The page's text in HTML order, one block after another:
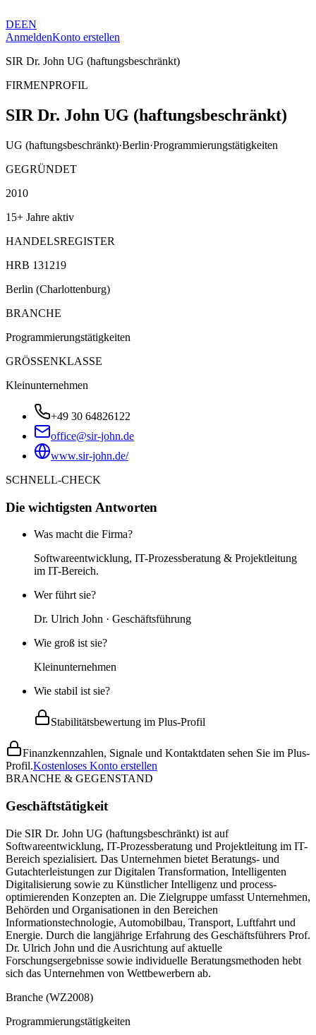
DEEN
AnmeldenKonto erstellen
SIR Dr. John UG (haftungsbeschränkt)
FIRMENPROFIL
SIR Dr. John UG (haftungsbeschränkt)
UG (haftungsbeschränkt)·Berlin·Programmierungstätigkeiten
GEGRÜNDET
2010
15+ Jahre aktiv
HANDELSREGISTER
HRB 131219
Berlin (Charlottenburg)
BRANCHE
Programmierungstätigkeiten
GRÖSSENKLASSE
Kleinunternehmen
+49 30 64826122
office@sir-john.de
www.sir-john.de/
SCHNELL-CHECK
Die wichtigsten Antworten
Was macht die Firma?
Softwareentwicklung, IT-Prozessberatung & Projektleitung
im IT-Bereich.
Wer führt sie?
Dr. Ulrich John · Geschäftsführung
Wie groß ist sie?
Kleinunternehmen
Wie stabil ist sie?
Stabilitätsbewertung im Plus-Profil
Finanzkennzahlen, Signale und Kontaktdaten sehen Sie im Plus-
Profil.Kostenloses Konto erstellen
BRANCHE & GEGENSTAND
Geschäftstätigkeit
Die SIR Dr. John UG (haftungsbeschränkt) ist auf
Softwareentwicklung, IT-Prozessberatung und Projektleitung im IT-
Bereich spezialisiert. Das Unternehmen bietet Beratungs- und
Gutachterleistungen zur Digitalen Transformation, Intelligenten
Digitalisierung sowie zu Künstlicher Intelligenz und process-
optimierenden Konzepten an. Die Zielgruppe umfasst Unternehmen,
Behörden und Organisationen in den Bereichen
Informationstechnologie, Automobilbau, Transport, Luftfahrt und
Energie. Durch die langjährige Erfahrung des Geschäftsführers Prof.
Dr. Ulrich John und die Ausrichtung auf aktuelle
Forschungsergebnisse sowie individuelle Beratungsmethoden hebt
sich das Unternehmen von Wettbewerbern ab.
Branche (WZ2008)
Programmierungstätigkeiten